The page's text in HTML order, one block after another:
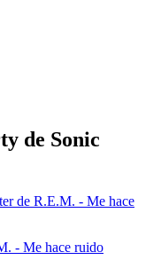
de Sonic
de R.E.M. - Me hace
- Me hace ruido